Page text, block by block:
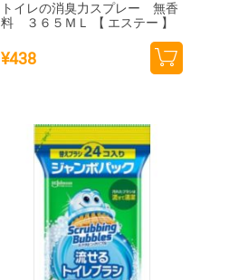
トイレの消臭力スプレー 無香
料 ３６５ＭＬ 【 エステー 】
¥438